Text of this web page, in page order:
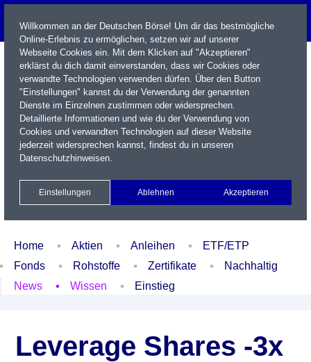
Name / WKN / ISIN / Kürzel
Xetra Realtime
Watchlist Portfolio Login
Home Aktien Anleihen
ETF/ETP
Fonds
Rohstoffe Zertifikate
Nachhaltig
News
Wissen Einstieg
Leverage Shares -3x
Willkommen an der Deutschen Börse! Um dir das bestmögliche
Online-Erlebnis zu ermöglichen, setzen wir auf unserer
Webseite Cookies ein. Mit dem Klicken auf "Akzeptieren"
erklärst du dich damit einverstanden, dass wir Cookies oder
verwandte Technologien verwenden dürfen. Über den Button
"Einstellungen" kannst du der Verwendung der genannten
Dienste im Einzelnen zustimmen oder widersprechen.
Detaillierte Informationen und wie du der Verwendung von
Cookies und verwandten Technologien auf dieser Website
jederzeit widersprechen kannst, findest du in unseren
Datenschutzhinweisen.
Einstellungen Ablehnen Akzeptieren